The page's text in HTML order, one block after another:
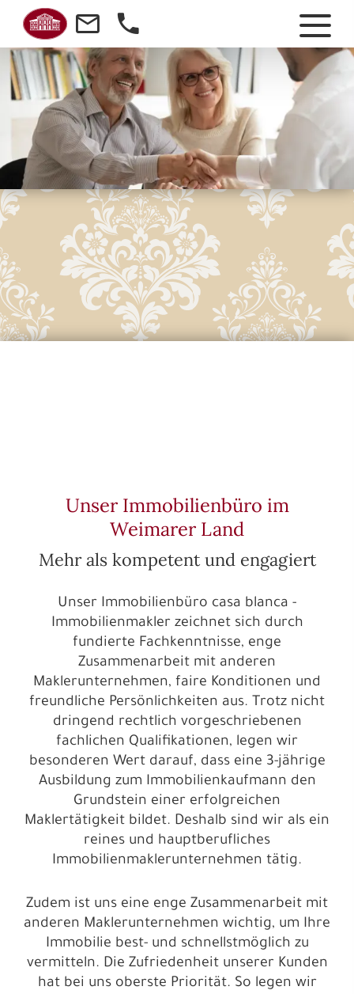
Unser Immobilienbüro im
Weimarer Land
Mehr als kompetent und engagiert
Unser Immobilienbüro casa blanca -
Immobilienmakler zeichnet sich durch
fundierte Fachkenntnisse, enge
Zusammenarbeit mit anderen
Maklerunternehmen, faire Konditionen und
freundliche Persönlichkeiten aus. Trotz nicht
dringend rechtlich vorgeschriebenen
fachlichen Qualifikationen, legen wir
besonderen Wert darauf, dass eine 3-jährige
Ausbildung zum Immobilienkaufmann den
Grundstein einer erfolgreichen
Maklertätigkeit bildet. Deshalb sind wir als ein
reines und hauptberufliches
Immobilienmaklerunternehmen tätig.
Zudem ist uns eine enge Zusammenarbeit mit
anderen Maklerunternehmen wichtig, um Ihre
Immobilie best- und schnellstmöglich zu
vermitteln. Die Zufriedenheit unserer Kunden
hat bei uns oberste Priorität. So legen wir